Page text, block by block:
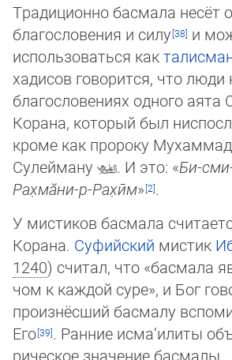
Традиционно басмала несёт
благословения и силу
и
использоваться как
хадисов говорится, что
благословениях од­ного аята
Корана, который был
кроме как пророку
Сулейману
. И это: «Би-
Рах̣мӑни-р-Рах̣ӣм»
.
У мистиков басмала
Корана. Суфийский мистик
1240) считал, что «басмала
чом к каждой суре», и Бог
произнёсший басмалу
Его
. Ранние исма‘илиты
ри­ческое значение басмалы